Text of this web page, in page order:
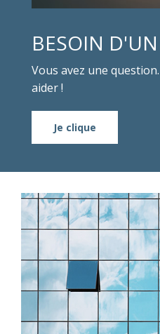
BESOIN
Vous avez une
aider !
Je clique